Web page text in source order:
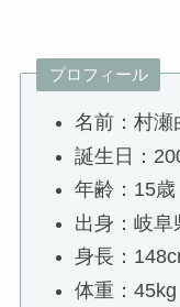
プロフィール
名前：村瀬
誕生日：
年齢：15歳
出身：岐阜
身長：
体重：45kg